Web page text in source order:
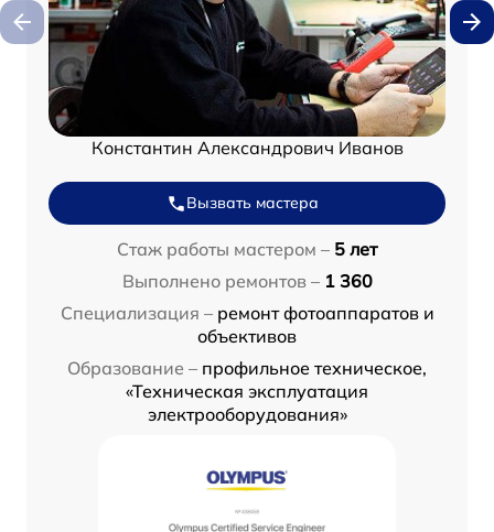
Константин Александрович Иванов
Вызвать мастера
Стаж работы мастером – 5 лет
Выполнено ремонтов – 1 360
Специализация – ремонт фотоаппаратов и
объективов
Образование – профильное техническое,
«Техническая эксплуатация
электрооборудования»